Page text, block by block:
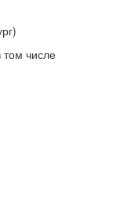
числе